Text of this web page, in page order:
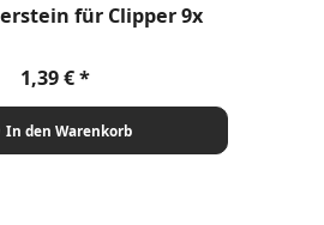
für Clipper 9x
Regulärer Preis:
1,39 €
In den Warenkorb